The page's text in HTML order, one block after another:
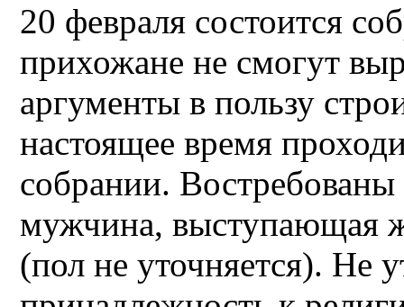
20 февраля состоится
прихожане не смогут
аргументы в пользу
настоящее время
собрании.
мужчина, выступающая
(пол не уточняется). Не